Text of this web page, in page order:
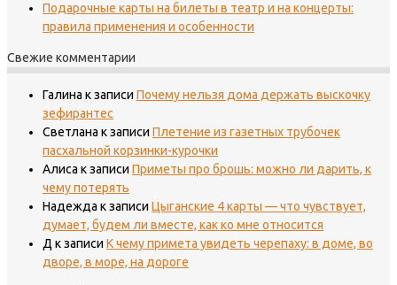
Подарочные карты на билеты в театр и на концерты:
правила применения и особенности
Свежие комментарии
Галина к записи Почему нельзя дома держать выскочку
зефирантес
Светлана к записи Плетение из газетных трубочек
пасхальной корзинки-курочки
Алиса к записи Приметы про брошь: можно ли дарить, к
чему потерять
Надежда к записи Цыганские 4 карты — что чувствует,
думает, будем ли вместе, как ко мне относится
Д к записи К чему примета увидеть черепаху: в доме, во
дворе, в море, на дороге